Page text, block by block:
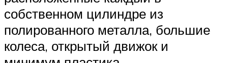
собственном цилиндре из
полированного металла, большие
колеса, открытый движок и